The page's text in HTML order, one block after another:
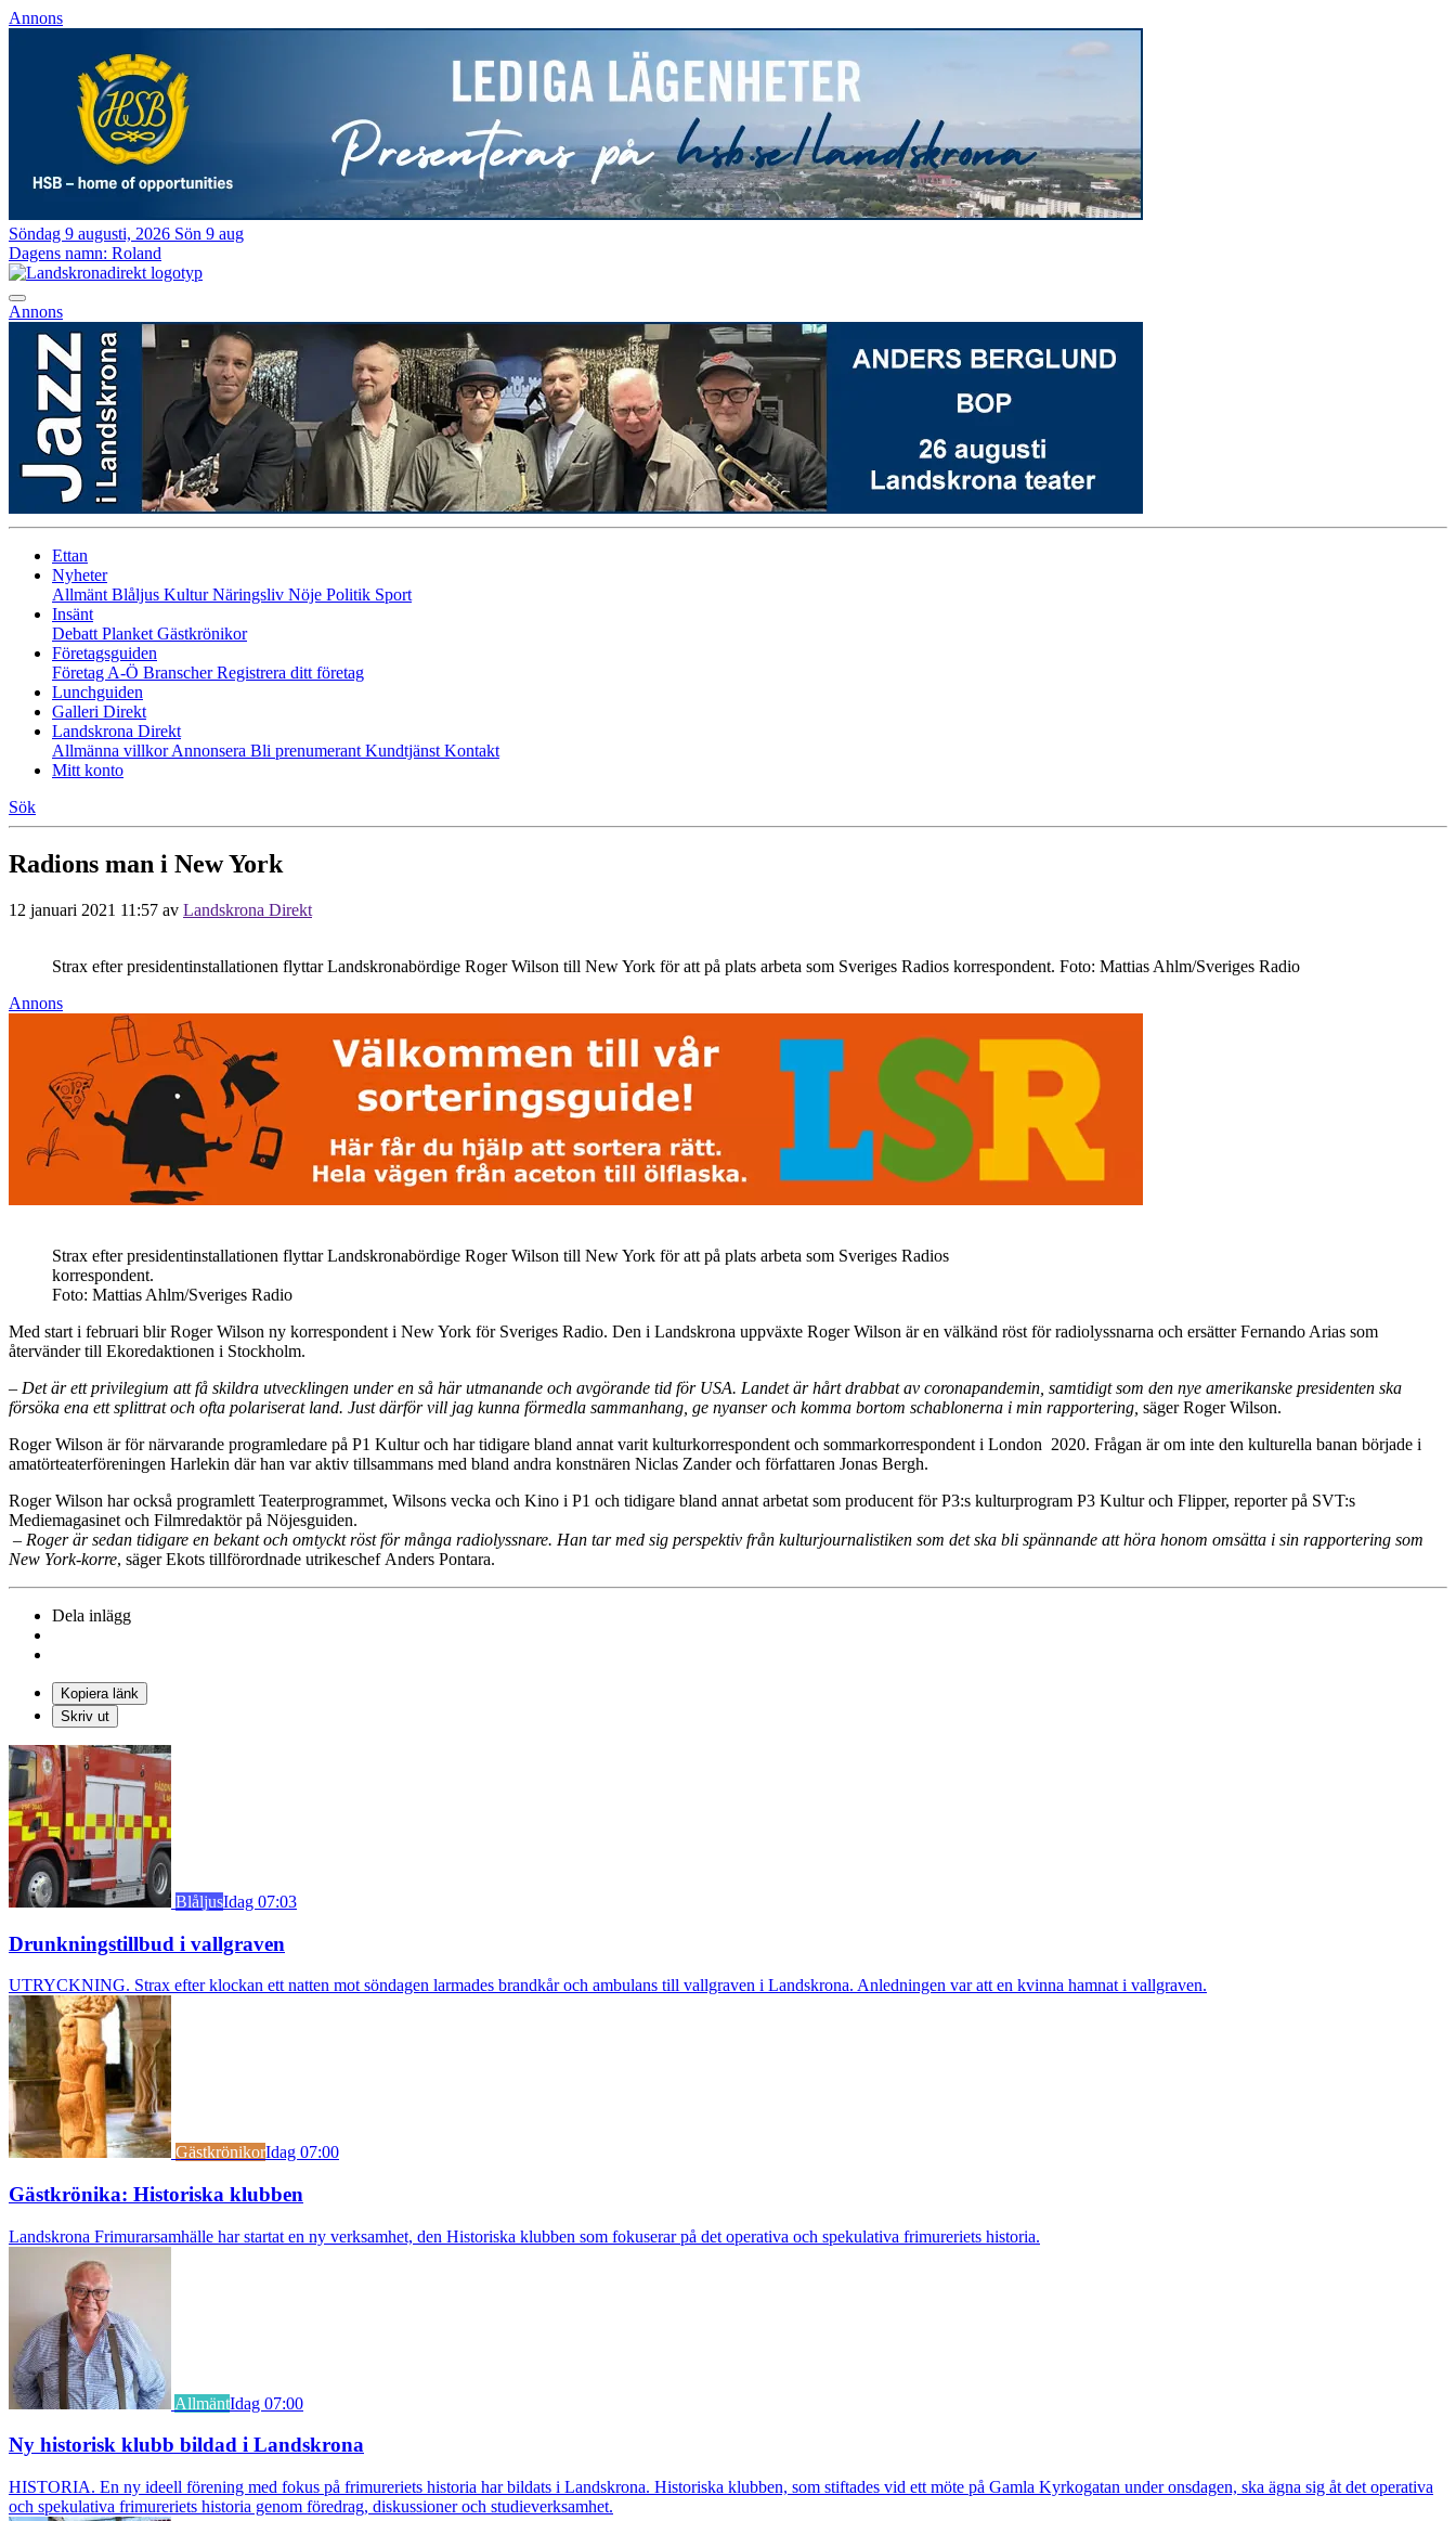
Annons
Söndag 9 augusti, 2026 Sön 9 aug
Dagens namn: Roland
Annons
Ettan
Nyheter
Allmänt Blåljus KulturNäringsliv Nöje Politik Sport
Insänt
Debatt Planket Gästkrönikor
Företagsguiden
Företag A-Ö BranscherRegistrera ditt företag
Lunchguiden
Galleri Direkt
Landskrona Direkt
Allmänna villkorAnnonsera Bli prenumerant Kundtjänst Kontakt
Mitt konto
Sök
Radions man i New York
12 januari 2021 11:57 av Landskrona Direkt
Strax efter presidentinstallationen flyttar Landskronabördige Roger Wilson till New York för att på plats arbeta som Sveriges Radios korrespondent. Foto: Mattias Ahlm/Sveriges Radio
Annons
Strax efter presidentinstallationen flyttar Landskronabördige Roger Wilson till New York för att på plats arbeta som Sveriges Radios
korrespondent.
Foto: Mattias Ahlm/Sveriges Radio
Med start i februari blir Roger Wilson ny korrespondent i New York för Sveriges Radio. Den i Landskrona uppväxte Roger Wilson är en välkänd röst för radiolyssnarna och ersätter Fernando Arias som
återvänder till Ekoredaktionen i Stockholm.
– Det är ett privilegium att få skildra utvecklingen under en så här utmanande och avgörande tid för USA. Landet är hårt drabbat av coronapandemin, samtidigt som den nye amerikanske presidenten ska
försöka ena ett splittrat och ofta polariserat land. Just därför vill jag kunna förmedla sammanhang, ge nyanser och komma bortom schablonerna i min rapportering, säger Roger Wilson.
Roger Wilson är för närvarande programledare på P1 Kultur och har tidigare bland annat varit kulturkorrespondent och sommarkorrespondent i London 2020. Frågan är om inte den kulturella banan började i
amatörteaterföreningen Harlekin där han var aktiv tillsammans med bland andra konstnären Niclas Zander och författaren Jonas Bergh.
Roger Wilson har också programlett Teaterprogrammet, Wilsons vecka och Kino i P1 och tidigare bland annat arbetat som producent för P3:s kulturprogram P3 Kultur och Flipper, reporter på SVT:s
Mediemagasinet och Filmredaktör på Nöjesguiden.
– Roger är sedan tidigare en bekant och omtyckt röst för många radiolyssnare. Han tar med sig perspektiv från kulturjournalistiken som det ska bli spännande att höra honom omsätta i sin rapportering som
New York-korre, säger Ekots tillförordnade utrikeschef Anders Pontara.
Dela inlägg
Kopiera länk
Skriv ut
BlåljusIdag 07:03
Drunkningstillbud i vallgraven
UTRYCKNING. Strax efter klockan ett natten mot söndagen larmades brandkår och ambulans till vallgraven i Landskrona. Anledningen var att en kvinna hamnat i vallgraven.
GästkrönikorIdag 07:00
Gästkrönika: Historiska klubben
Landskrona Frimurarsamhälle har startat en ny verksamhet, den Historiska klubben som fokuserar på det operativa och spekulativa frimureriets historia.
AllmäntIdag 07:00
Ny historisk klubb bildad i Landskrona
HISTORIA. En ny ideell förening med fokus på frimureriets historia har bildats i Landskrona. Historiska klubben, som stiftades vid ett möte på Gamla Kyrkogatan under onsdagen, ska ägna sig åt det operativa
och spekulativa frimureriets historia genom föredrag, diskussioner och studieverksamhet.